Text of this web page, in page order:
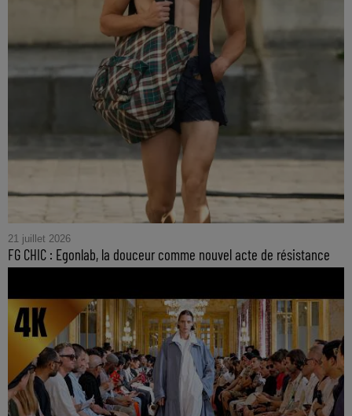
21 juillet 2026
FG CHIC : Egonlab, la douceur comme nouvel acte de résistance